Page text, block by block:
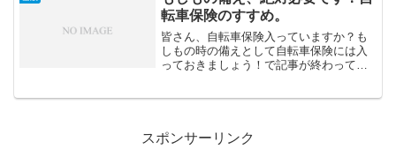
す。この...
転車保険のすすめ。
皆さん、自転車保険入っていますか？も
しもの時の備えとして自転車保険には入
っておきましょう！で記事が終わってし
スポンサーリンク